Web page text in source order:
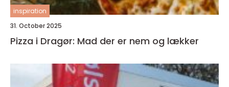
inspiration
31. October 2025
Pizza i Dragør: Mad der er nem og lækker